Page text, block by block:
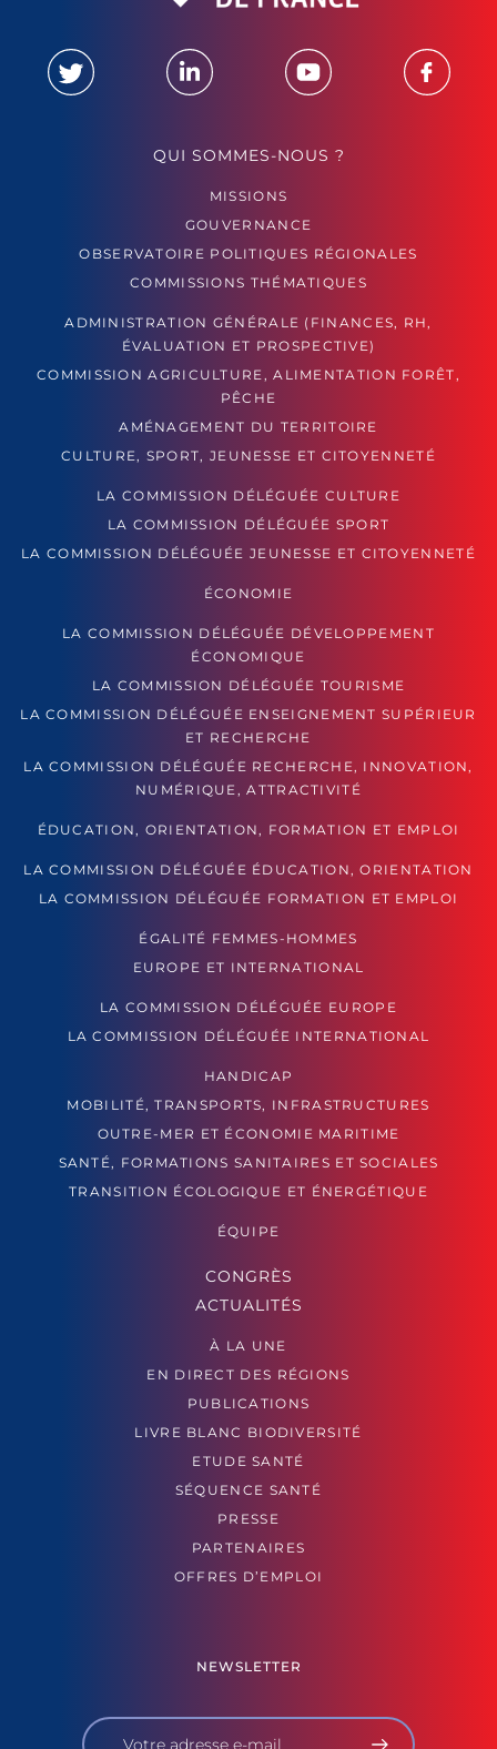
QUI SOMMES-NOUS ?
MISSIONS
GOUVERNANCE
OBSERVATOIRE POLITIQUES RÉGIONALES
COMMISSIONS THÉMATIQUES
ADMINISTRATION GÉNÉRALE (FINANCES, RH,
ÉVALUATION ET PROSPECTIVE)
COMMISSION AGRICULTURE, ALIMENTATION FORÊT,
PÊCHE
AMÉNAGEMENT DU TERRITOIRE
CULTURE, SPORT, JEUNESSE ET CITOYENNETÉ
LA COMMISSION DÉLÉGUÉE CULTURE
LA COMMISSION DÉLÉGUÉE SPORT
LA COMMISSION DÉLÉGUÉE JEUNESSE ET CITOYENNETÉ
ÉCONOMIE
LA COMMISSION DÉLÉGUÉE DÉVELOPPEMENT
ÉCONOMIQUE
LA COMMISSION DÉLÉGUÉE TOURISME
LA COMMISSION DÉLÉGUÉE ENSEIGNEMENT SUPÉRIEUR
ET RECHERCHE
LA COMMISSION DÉLÉGUÉE RECHERCHE, INNOVATION,
NUMÉRIQUE, ATTRACTIVITÉ
ÉDUCATION, ORIENTATION, FORMATION ET EMPLOI
LA COMMISSION DÉLÉGUÉE ÉDUCATION, ORIENTATION
LA COMMISSION DÉLÉGUÉE FORMATION ET EMPLOI
ÉGALITÉ FEMMES-HOMMES
EUROPE ET INTERNATIONAL
LA COMMISSION DÉLÉGUÉE EUROPE
LA COMMISSION DÉLÉGUÉE INTERNATIONAL
HANDICAP
MOBILITÉ, TRANSPORTS, INFRASTRUCTURES
OUTRE-MER ET ÉCONOMIE MARITIME
SANTÉ, FORMATIONS SANITAIRES ET SOCIALES
TRANSITION ÉCOLOGIQUE ET ÉNERGÉTIQUE
ÉQUIPE
CONGRÈS
ACTUALITÉS
À LA UNE
EN DIRECT DES RÉGIONS
PUBLICATIONS
LIVRE BLANC BIODIVERSITÉ
ETUDE SANTÉ
SÉQUENCE SANTÉ
PRESSE
PARTENAIRES
OFFRES D’EMPLOI
NEWSLETTER